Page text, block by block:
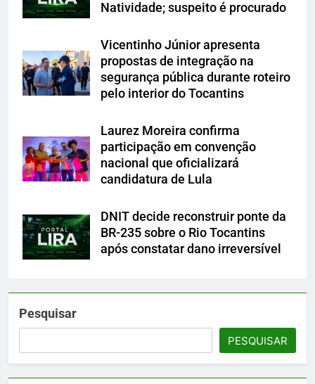
Natividade; suspeito é procurado
Vicentinho Júnior apresenta
propostas de integração na
segurança pública durante roteiro
pelo interior do Tocantins
Laurez Moreira confirma
participação em convenção
nacional que oficializará
candidatura de Lula
DNIT decide reconstruir ponte da
BR-235 sobre o Rio Tocantins
após constatar dano irreversível
Pesquisar
PESQUISAR